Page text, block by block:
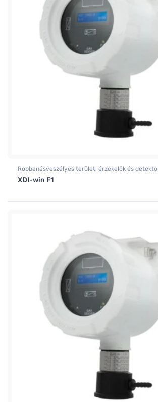
Robbanásveszélyes területi érzékelők és
XDI-win F1